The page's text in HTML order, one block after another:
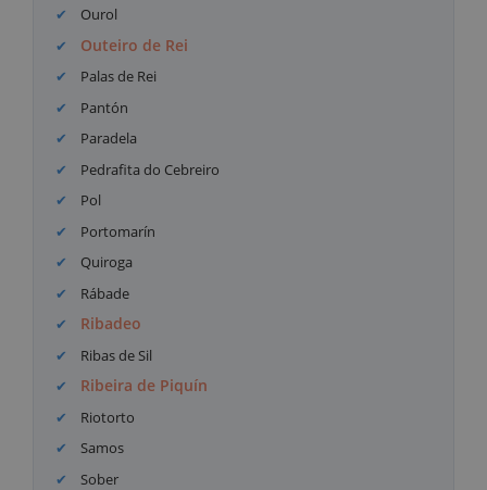
Ourol
Outeiro de Rei
Palas de Rei
Pantón
Paradela
Pedrafita do Cebreiro
Pol
Portomarín
Quiroga
Rábade
Ribadeo
Ribas de Sil
Ribeira de Piquín
Riotorto
Samos
Sober